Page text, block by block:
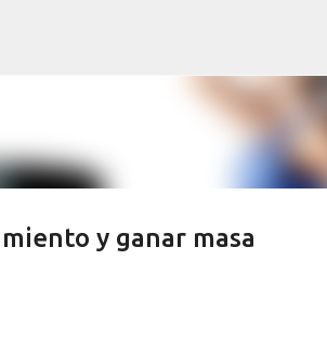
y ganar masa